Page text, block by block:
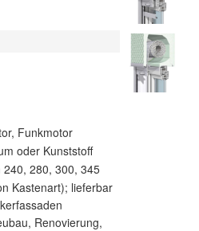
Funkmotor
oder Kunststoff
240, 280, 300, 345
Kastenart); lieferbar
Renovierung,